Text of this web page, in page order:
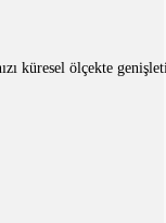
küresel ölçekte